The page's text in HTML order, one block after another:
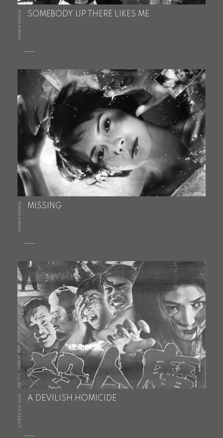
HONG KONG SOMEBODY UP THERE LIKES ME
HONG KONG MISSING
CORÉE DU SUD A DEVILISH HOMICIDE